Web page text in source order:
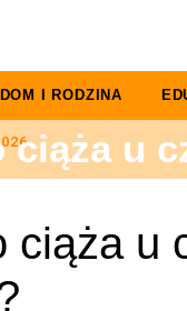
DOM I RODZINA
ciąża u
ciąża u